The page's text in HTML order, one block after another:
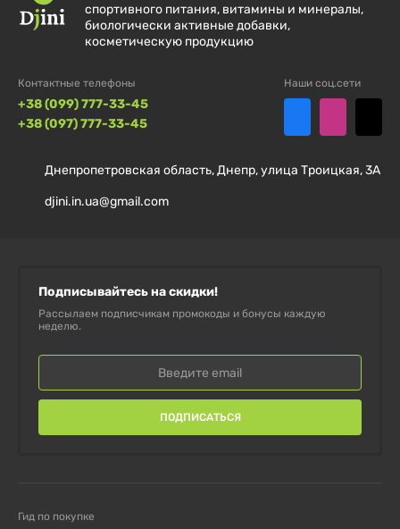
Содержит стандартизированный экстракт
арабиногалактанов
Является источником растворимой клетчатки
Без искусственных красителей и ароматизаторов
КАК ИСПОЛЬЗОВАТЬ:
Принимать по 1-2 таблетки ежедневно. Запивать
достаточным количеством воды. Не превышать
рекомендуемую суточную норму.
спортивного питания, витамины и минералы,
биологически активные добавки,
косметическую продукцию
Контактные телефоны
+38 (099) 777-33-45
+38 (097) 777-33-45
Наши соц.сети
Днепропетровская область, Днепр, улица Троицкая, 3А
djini.in.ua@gmail.com
Подписывайтесь на скидки!
Рассылаем подписчикам промокоды и бонусы каждую
неделю.
ПОДПИСАТЬСЯ
Гид по покупке